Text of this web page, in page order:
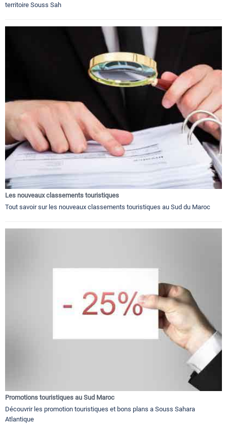
territoire Souss Sah
Les nouveaux classements touristiques
Tout savoir sur les nouveaux classements touristiques au Sud du Maroc
Promotions touristiques au Sud Maroc
Découvrir les promotion touristiques et bons plans a Souss Sahara
Atlantique